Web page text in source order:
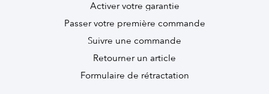
Activer votre garantie
Passer votre première commande
Suivre une commande
Retourner un article
Formulaire de rétractation